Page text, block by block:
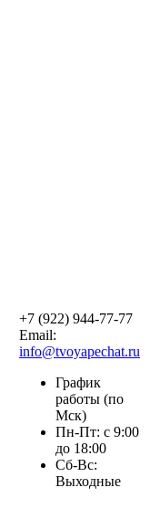
+7 (922) 944-77-77
Email:
info@tvoyapechat.ru
График
работы (по
Мск)
Пн-Пт: с 9:00
до 18:00
Сб-Вс:
Выходные